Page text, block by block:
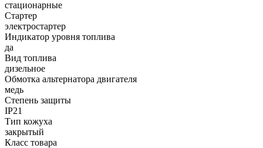
стационарные
Стартер
электростартер
Индикатор уровня топлива
да
Вид топлива
дизельное
Обмотка альтернатора двигателя
медь
Степень защиты
IP21
Тип кожуха
закрытый
Класс товара